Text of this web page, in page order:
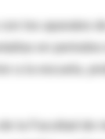
los aparatos
en